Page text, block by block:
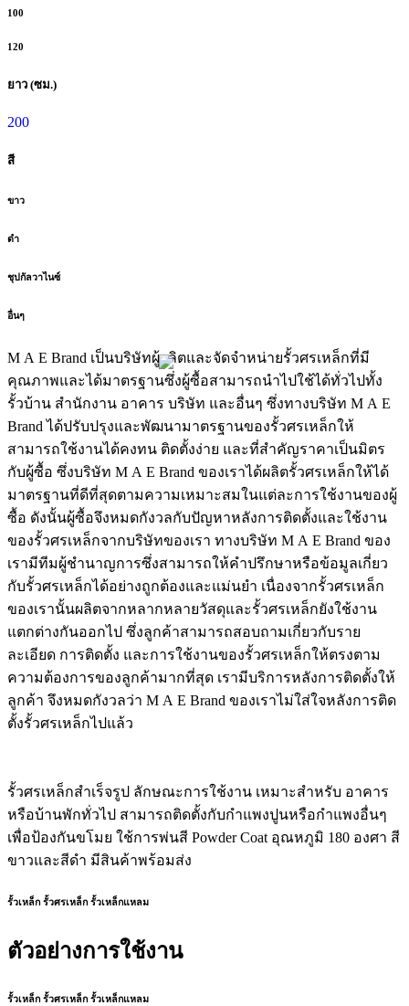
100
120
ยาว (ซม.)
200
สี
ขาว
ดำ
ชุปกัลวาไนซ์
อื่นๆ
M A E Brand เป็นบริษัทผู้ผลิตและจัดจำหน่ายรั้วศรเหล็กที่มี
คุณภาพและได้มาตรฐานซึ่งผู้ซื้อสามารถนำไปใช้ได้ทั่วไปทั้ง
รั้วบ้าน สำนักงาน อาคาร บริษัท และอื่นๆ ซึ่งทางบริษัท M A E
Brand ได้ปรับปรุงและพัฒนามาตรฐานของรั้วศรเหล็กให้
สามารถใช้งานได้คงทน ติดตั้งง่าย และที่สำคัญราคาเป็นมิตร
กับผู้ซื้อ ซึ่งบริษัท M A E Brand ของเราได้ผลิตรั้วศรเหล็กให้ได้
มาตรฐานที่ดีที่สุดตามความเหมาะสมในแต่ละการใช้งานของผู้
ซื้อ ดังนั้นผู้ซื้อจึงหมดกังวลกับปัญหาหลังการติดตั้งและใช้งาน
ของรั้วศรเหล็กจากบริษัทของเรา ทางบริษัท M A E Brand ของ
เรามีทีมผู้ชำนาญการซึ่งสามารถให้คำปรึกษาหรือข้อมูลเกี่ยว
กับรั้วศรเหล็กได้อย่างถูกต้องและแม่นยำ เนื่องจากรั้วศรเหล็ก
ของเรานั้นผลิตจากหลากหลายวัสดุและรั้วศรเหล็กยังใช้งาน
แตกต่างกันออกไป ซึ่งลูกค้าสามารถสอบถามเกี่ยวกับราย
ละเอียด การติดตั้ง และการใช้งานของรั้วศรเหล็กให้ตรงตาม
ความต้องการของลูกค้ามากที่สุด เรามีบริการหลังการติดตั้งให้
ลูกค้า จึงหมดกังวลว่า M A E Brand ของเราไม่ใส่ใจหลังการติด
ตั้งรั้วศรเหล็กไปแล้ว
รั้วศรเหล็กสำเร็จรูป ลักษณะการใช้งาน เหมาะสำหรับ อาคาร
หรือบ้านพักทั่วไป สามารถติดตั้งกับกำแพงปูนหรือกำแพงอื่นๆ
เพื่อป้องกันขโมย ใช้การพ่นสี Powder Coat อุณหภูมิ 180 องศา สี
ขาวและสีดำ มีสินค้าพร้อมส่ง
รั้วเหล็ก รั้วศรเหล็ก รั้วเหล็กแหลม
ตัวอย่างการใช้งาน
รั้วเหล็ก รั้วศรเหล็ก รั้วเหล็กแหลม